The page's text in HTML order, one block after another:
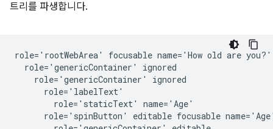
트리를 파생합니다.
role='rootWebArea' focusable name='How old are you?'
  role='genericContainer' ignored
    role='genericContainer' ignored
      role='labelText'
        role='staticText' name='Age'
role='spinButton' editable focusable